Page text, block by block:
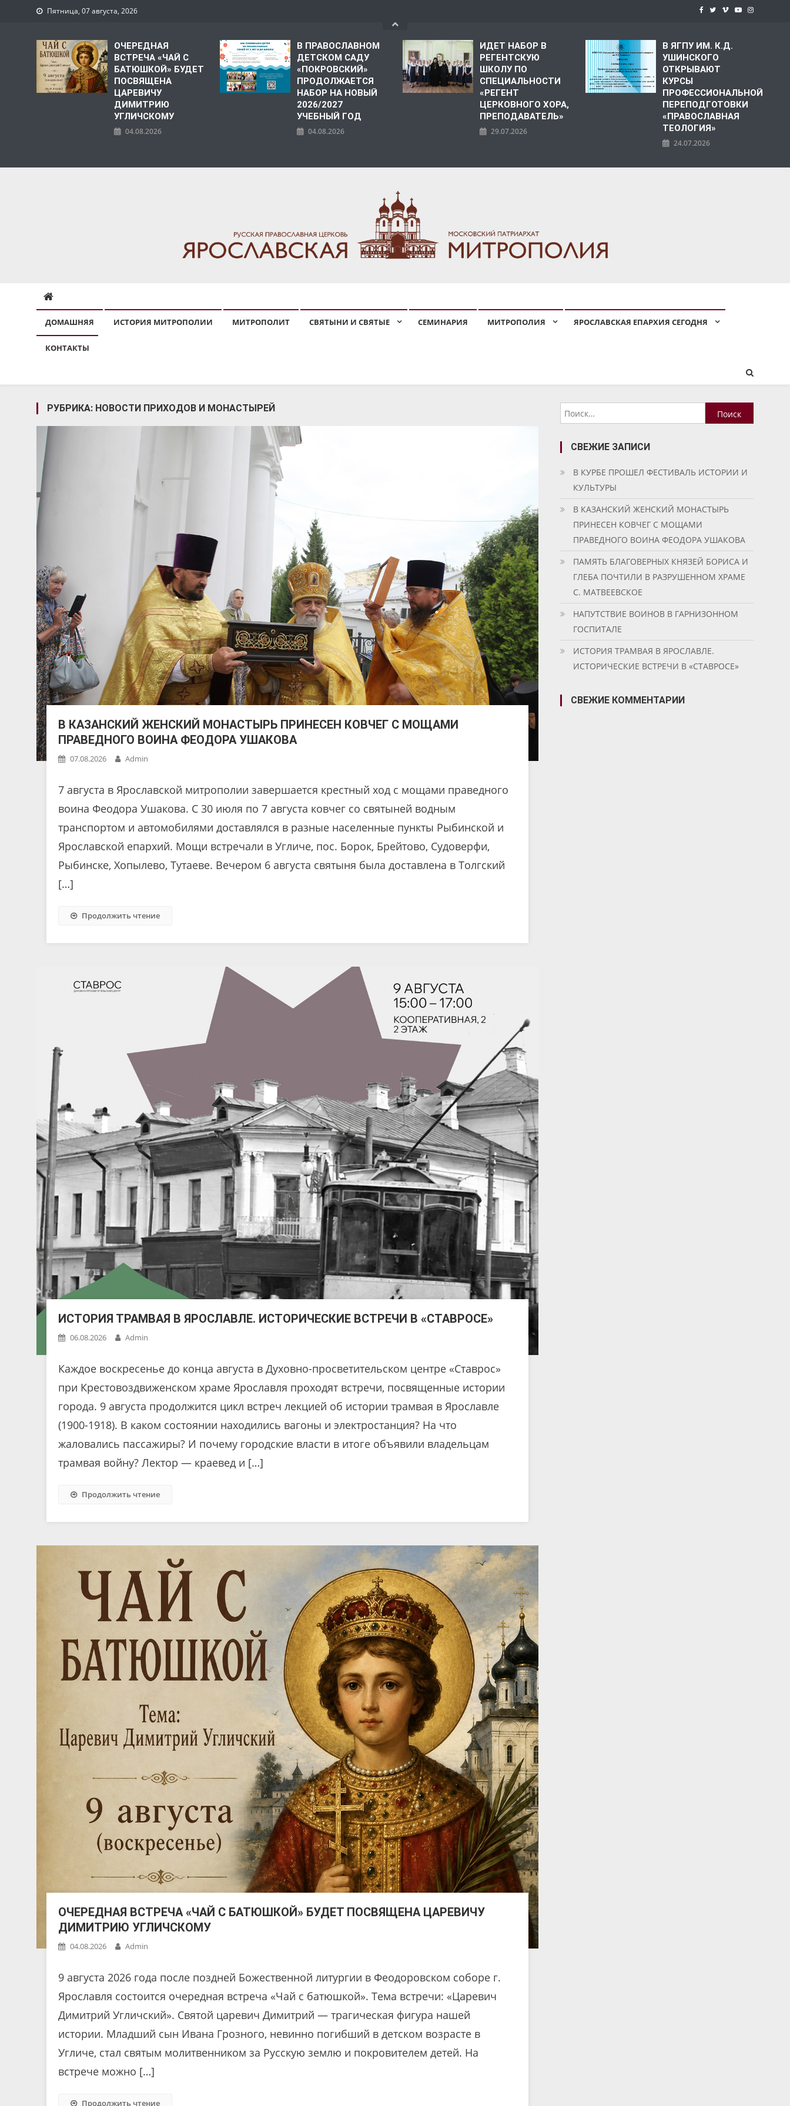
Пятница, 07 августа, 2026
ОЧЕРЕДНАЯ
ВСТРЕЧА «ЧАЙ С
БАТЮШКОЙ» БУДЕТ
ПОСВЯЩЕНА
ЦАРЕВИЧУ
ДИМИТРИЮ
УГЛИЧСКОМУ
04.08.2026
В ПРАВОСЛАВНОМ
ДЕТСКОМ САДУ
«ПОКРОВСКИЙ»
ПРОДОЛЖАЕТСЯ
НАБОР НА НОВЫЙ
2026/2027
УЧЕБНЫЙ ГОД
04.08.2026
ИДЕТ НАБОР В
РЕГЕНТСКУЮ
ШКОЛУ ПО
СПЕЦИАЛЬНОСТИ
«РЕГЕНТ
ЦЕРКОВНОГО ХОРА,
ПРЕПОДАВАТЕЛЬ»
29.07.2026
В ЯГПУ ИМ. К.Д.
УШИНСКОГО
ОТКРЫВАЮТ
КУРСЫ
ПРОФЕССИОНАЛЬНОЙ
ПЕРЕПОДГОТОВКИ
«ПРАВОСЛАВНАЯ
ТЕОЛОГИЯ»
24.07.2026
ДОМАШНЯЯ ИСТОРИЯ МИТРОПОЛИИ МИТРОПОЛИТ СВЯТЫНИ И СВЯТЫЕ СЕМИНАРИЯ МИТРОПОЛИЯ ЯРОСЛАВСКАЯ ЕПАРХИЯ СЕГОДНЯ
КОНТАКТЫ
РУБРИКА: НОВОСТИ ПРИХОДОВ И МОНАСТЫРЕЙ
В КАЗАНСКИЙ ЖЕНСКИЙ МОНАСТЫРЬ ПРИНЕСЕН КОВЧЕГ С МОЩАМИ
ПРАВЕДНОГО ВОИНА ФЕОДОРА УШАКОВА
07.08.2026 Admin
7 августа в Ярославской митрополии завершается крестный ход с мощами праведного
воина Феодора Ушакова. С 30 июля по 7 августа ковчег со святыней водным
транспортом и автомобилями доставлялся в разные населенные пункты Рыбинской и
Ярославской епархий. Мощи встречали в Угличе, пос. Борок, Брейтово, Судоверфи,
Рыбинске, Хопылево, Тутаеве. Вечером 6 августа святыня была доставлена в Толгский
[…]
Продолжить чтение
ИСТОРИЯ ТРАМВАЯ В ЯРОСЛАВЛЕ. ИСТОРИЧЕСКИЕ ВСТРЕЧИ В «СТАВРОСЕ»
06.08.2026 Admin
Каждое воскресенье до конца августа в Духовно-просветительском центре «Ставрос»
при Крестовоздвиженском храме Ярославля проходят встречи, посвященные истории
города. 9 августа продолжится цикл встреч лекцией об истории трамвая в Ярославле
(1900-1918). В каком состоянии находились вагоны и электростанция? На что
жаловались пассажиры? И почему городские власти в итоге объявили владельцам
трамвая войну? Лектор — краевед и […]
Продолжить чтение
ОЧЕРЕДНАЯ ВСТРЕЧА «ЧАЙ С БАТЮШКОЙ» БУДЕТ ПОСВЯЩЕНА ЦАРЕВИЧУ
ДИМИТРИЮ УГЛИЧСКОМУ
04.08.2026 Admin
9 августа 2026 года после поздней Божественной литургии в Феодоровском соборе г.
Ярославля состоится очередная встреча «Чай с батюшкой». Тема встречи: «Царевич
Димитрий Угличский». Святой царевич Димитрий — трагическая фигура нашей
истории. Младший сын Ивана Грозного, невинно погибший в детском возрасте в
Угличе, стал святым молитвенником за Русскую землю и покровителем детей. На
встрече можно […]
Продолжить чтение
Найти:
СВЕЖИЕ ЗАПИСИ
В КУРБЕ ПРОШЕЛ ФЕСТИВАЛЬ ИСТОРИИ И
КУЛЬТУРЫ
В КАЗАНСКИЙ ЖЕНСКИЙ МОНАСТЫРЬ
ПРИНЕСЕН КОВЧЕГ С МОЩАМИ
ПРАВЕДНОГО ВОИНА ФЕОДОРА УШАКОВА
ПАМЯТЬ БЛАГОВЕРНЫХ КНЯЗЕЙ БОРИСА И
ГЛЕБА ПОЧТИЛИ В РАЗРУШЕННОМ ХРАМЕ
С. МАТВЕЕВСКОЕ
НАПУТСТВИЕ ВОИНОВ В ГАРНИЗОННОМ
ГОСПИТАЛЕ
ИСТОРИЯ ТРАМВАЯ В ЯРОСЛАВЛЕ.
ИСТОРИЧЕСКИЕ ВСТРЕЧИ В «СТАВРОСЕ»
СВЕЖИЕ КОММЕНТАРИИ